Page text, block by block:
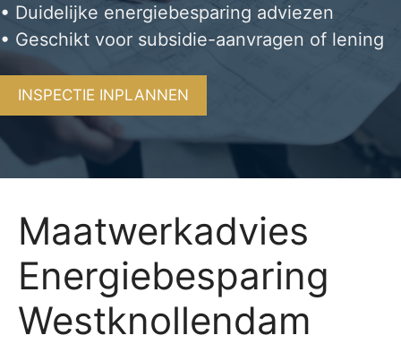
• Duidelijke energiebesparing adviezen
• Geschikt voor subsidie-aanvragen of lening
INSPECTIE INPLANNEN
Maatwerkadvies
Energiebesparing
Westknollendam